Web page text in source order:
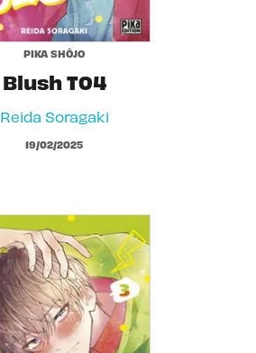
PIKA SHÔJO
Blush T04
Reida Soragaki
19/02/2025